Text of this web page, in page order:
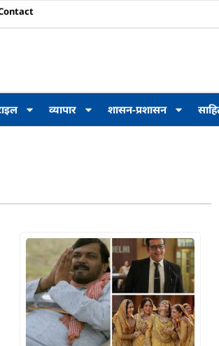
व्यापार शासन-प्रशासन